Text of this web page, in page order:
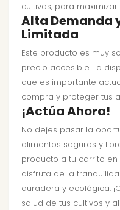
cultivos, para
Alta Demanda
Limitada
Este producto es muy
precio accesible. La
que es importante
compra y proteger tus
¡Actúa Ahora!
No dejes pasar la
alimentos seguros y
producto a tu carrito en
disfruta de la
duradera y ecológica.
salud de tus cultivos y